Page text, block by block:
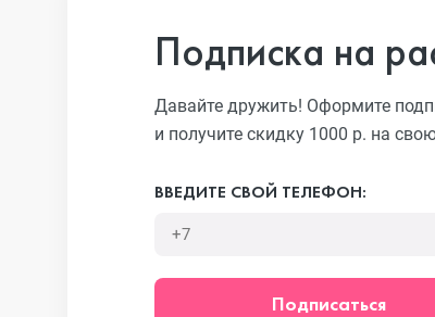
iPhone 12 Pro
Подписка на
Давайте дружить! Оформите
и получите скидку 1000 р. на
ВВЕДИТЕ СВОЙ ТЕЛЕФОН:
Подписаться